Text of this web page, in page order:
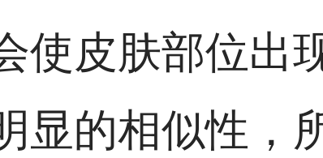
使皮肤部位出
显的相似性，